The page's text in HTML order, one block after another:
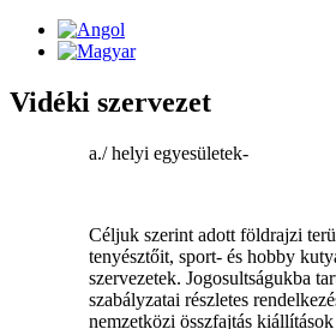
Vidéki szervezet
a./ helyi egyesületek-
Céljuk szerint adott földrajzi
tenyésztőit, sport- és hobby
szervezetek. Jogosultságukba
szabályzatai részletes
nemzetközi összfajtás